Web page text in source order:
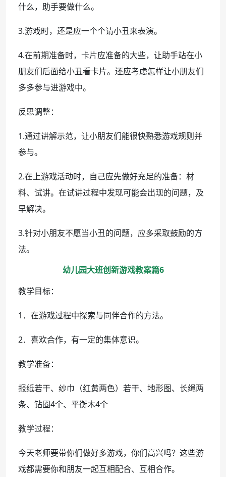
什么，助手要做什么。
3.游戏时，还是应一个个请小丑来表演。
4.在前期准备时，卡片应准备的大些，让助手站在小
朋友们后面给小丑看卡片。还应考虑怎样让小朋友们
多多参与进游戏中。
反思调整：
1.通过讲解示范，让小朋友们能很快熟悉游戏规则并
参与。
2.在上游戏活动时，自己应先做好充足的准备：材
料、试讲。在试讲过程中发现可能会出现的问题，及
早解决。
3.针对小朋友不愿当小丑的问题，应多采取鼓励的方
法。
幼儿园大班创新游戏教案篇6
教学目标：
1．在游戏过程中探索与同伴合作的方法。
2．喜欢合作，有一定的集体意识。
教学准备：
报纸若干、纱巾（红黄两色）若干、地形图、长绳两
条、钻圈4个、平衡木4个
教学过程：
今天老师要带你们做好多游戏，你们高兴吗？这些游
戏都需要你和朋友一起互相配合、互相合作。